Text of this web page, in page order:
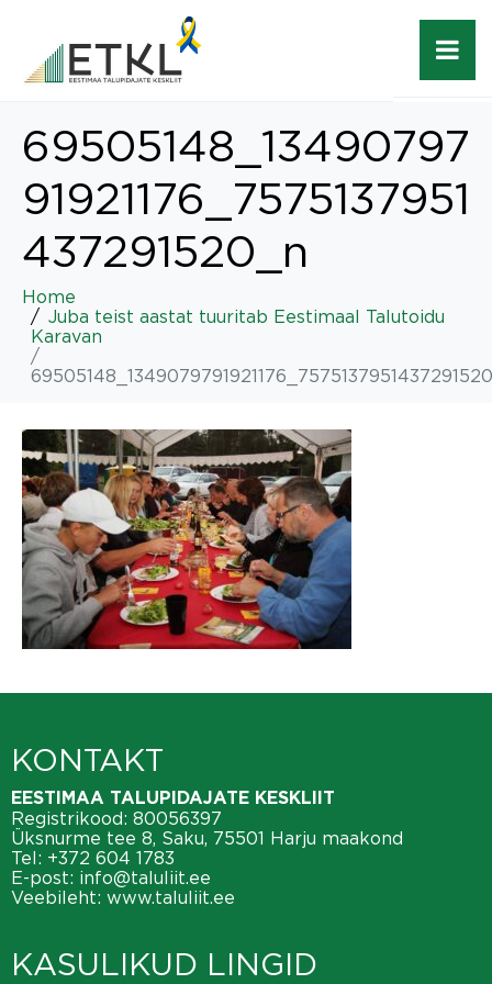
69505148_13490797
91921176_7575137951
437291520_n
Home
Juba teist aastat tuuritab Eestimaal Talutoidu
Karavan
KONTAKT
EESTIMAA TALUPIDAJATE KESKLIIT
Registrikood: 80056397
Üksnurme tee 8, Saku, 75501 Harju maakond
Tel: +372 604 1783
E-post: info@taluliit.ee
Veebileht: www.taluliit.ee
KASULIKUD LINGID